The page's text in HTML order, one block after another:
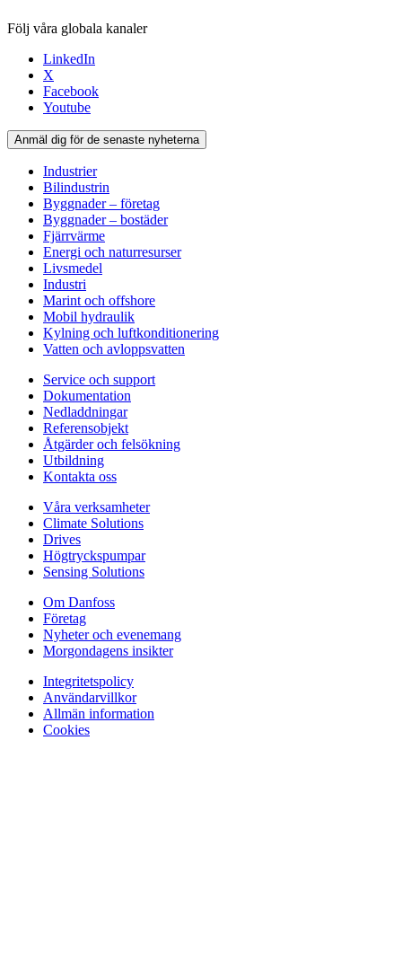
Följ våra globala kanaler
LinkedIn
X
Facebook
Youtube
Anmäl dig för de senaste nyheterna
Industrier
Bilindustrin
Byggnader – företag
Byggnader – bostäder
Fjärrvärme
Energi och naturresurser
Livsmedel
Industri
Marint och offshore
Mobil hydraulik
Kylning och luftkonditionering
Vatten och avloppsvatten
Service och support
Dokumentation
Nedladdningar
Referensobjekt
Åtgärder och felsökning
Utbildning
Kontakta oss
Våra verksamheter
Climate Solutions
Drives
Högtryckspumpar
Sensing Solutions
Om Danfoss
Företag
Nyheter och evenemang
Morgondagens insikter
Integritetspolicy
Användarvillkor
Allmän information
Cookies